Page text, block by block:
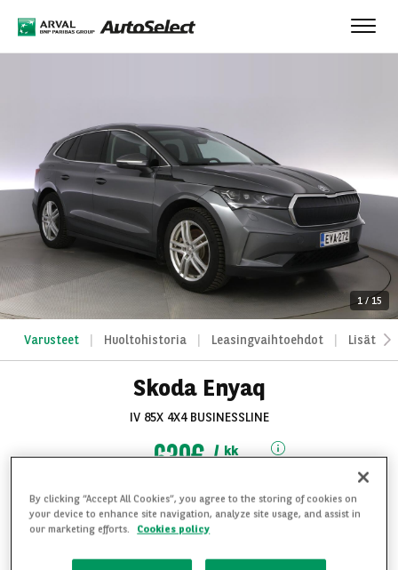
1/15
Varusteet Huoltohistoria Leasingvaihtoehdot
Skoda Enyaq
IV 85X 4X4 BUSINESSLINE
639€
kk
Toimitus mahdollinen koko Suomen alueelle
Soita ja kysy lisää 09 8254 1220
By clicking “Accept All Cookies”, you agree to the storing of cookies on
your device to enhance site navigation, analyze site usage, and assist in
our marketing efforts.
Cookies policy